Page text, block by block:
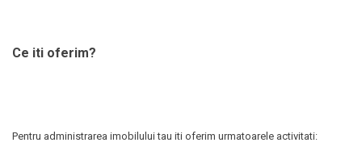
Ce iti oferim?
Pentru administrarea imobilului tau iti oferim urmatoarele activitati: